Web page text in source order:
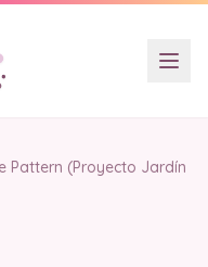
Pattern (Proyecto Jardín